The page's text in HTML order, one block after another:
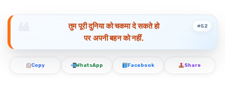
तुम पूरी दुनिया को चकमा दे सकते हो
पर अपनी बहन को नहीं.
#52
Copy WhatsApp Facebook Share